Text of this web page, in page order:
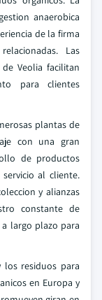
anaerobica
de la firma
Las
Veolia facilitan
para clientes
plantas de
con una gran
de productos
al cliente.
y alianzas
constante de
largo plazo para
residuos para
en Europa y